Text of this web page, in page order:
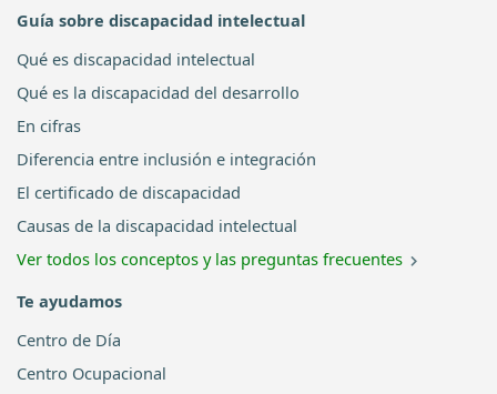
Guía sobre discapacidad intelectual
Qué es discapacidad intelectual
Qué es la discapacidad del desarrollo
En cifras
Diferencia entre inclusión e integración
El certificado de discapacidad
Causas de la discapacidad intelectual
Ver todos los conceptos y las preguntas frecuentes
Te ayudamos
Centro de Día
Centro Ocupacional